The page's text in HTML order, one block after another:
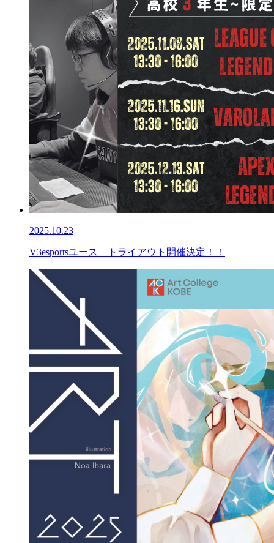
2025.10.23
V3esportsユース トライアウト開催決定！！